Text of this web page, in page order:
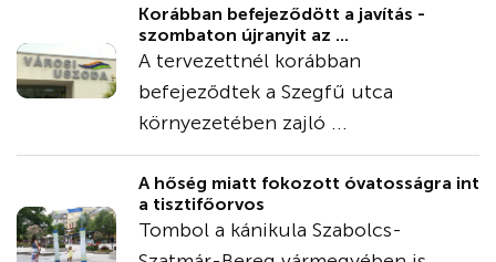
Korábban befejeződött a javítás -
szombaton újranyit az ...
A tervezettnél korábban
befejeződtek a Szegfű utca
környezetében zajló ...
A hőség miatt fokozott óvatosságra int
a tisztifőorvos
Tombol a kánikula Szabolcs-